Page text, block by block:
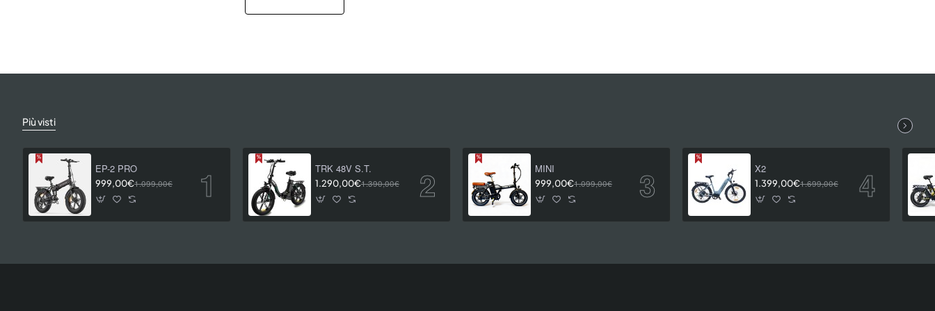
Più visti
EP-2 PRO
999,00€1.099,00€
TRK 48V S.T.
1.290,00€1.390,00€
MINI
999,00€1.099,00€
X2
1.399,00€1.699,00€